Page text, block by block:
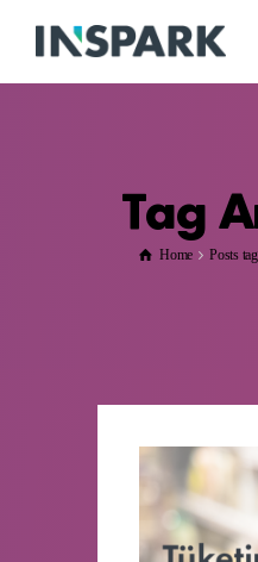
Tag
Home Posts